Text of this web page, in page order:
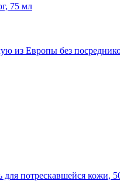
75 мл
из Европы без
потрескавшейся кожи,